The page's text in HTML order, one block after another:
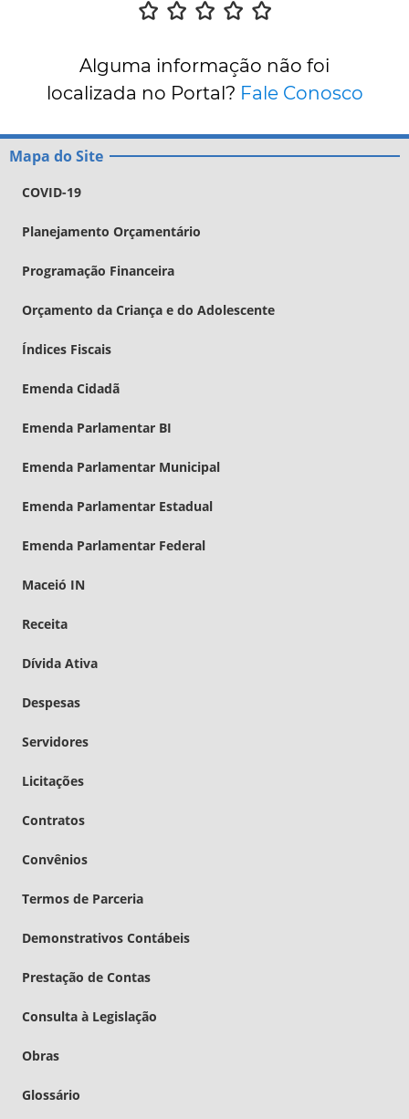
Alguma informação não foi
localizada no Portal? Fale Conosco
Mapa do Site
COVID-19
Planejamento Orçamentário
Programação Financeira
Orçamento da Criança e do Adolescente
Índices Fiscais
Emenda Cidadã
Emenda Parlamentar BI
Emenda Parlamentar Municipal
Emenda Parlamentar Estadual
Emenda Parlamentar Federal
Maceió IN
Receita
Dívida Ativa
Despesas
Servidores
Licitações
Contratos
Convênios
Termos de Parceria
Demonstrativos Contábeis
Prestação de Contas
Consulta à Legislação
Obras
Glossário